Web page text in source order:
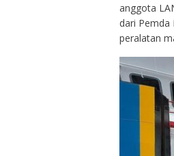
anggota
dari Pemda
peralatan